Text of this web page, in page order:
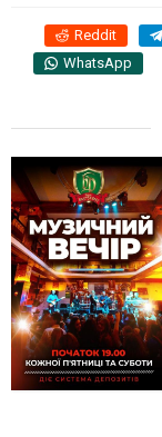
Reddit
WhatsApp